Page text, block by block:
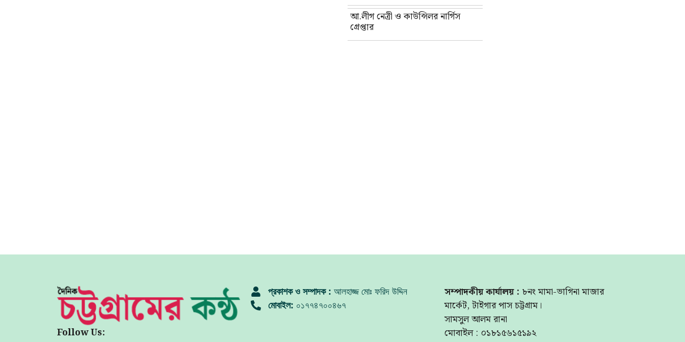
আ.লীগ নেত্রী ও কাউন্সিলর নার্গিস
গ্রেপ্তার
Follow Us:
প্রকাশক ও সম্পাদক : আলহাজ্জ মোঃ ফরিদ উদ্দিন
মোবাইল: ০১৭৭৪৭০০৪৬৭
সম্পাদকীয় কার্যালয় : ৮নং মামা-ভাগিনা মাজার
মার্কেট, টাইগার পাস চট্টগ্রাম।
সামসুল আলম রানা
মোবাইল : ০১৮১৫৬১৫১৯২